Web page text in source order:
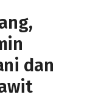
dan